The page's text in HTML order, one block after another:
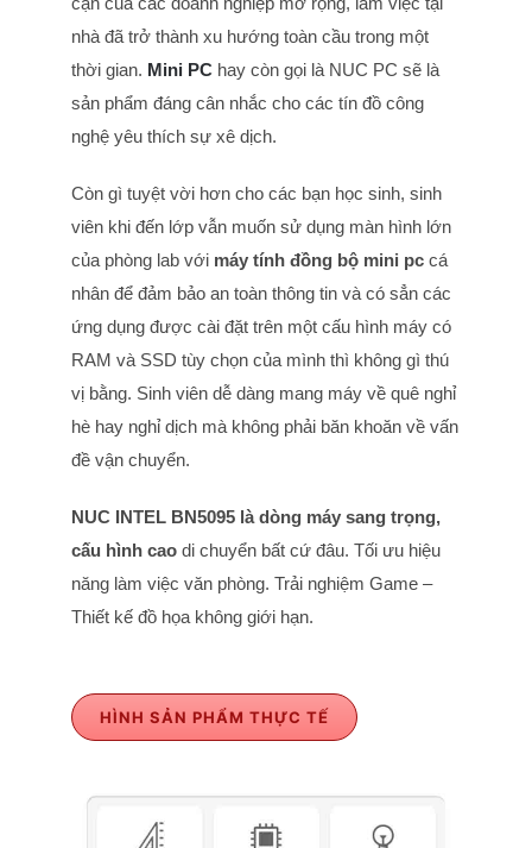
nhà đã trở thành xu hướng toàn cầu trong một
thời gian. Mini PChay còn gọi là NUC PC sẽ là
sản phẩm đáng cân nhắc cho các tín đồ công
nghệ yêu thích sự xê dịch.
Còn gì tuyệt vời hơn cho các bạn học sinh, sinh
viên khi đến lớp vẫn muốn sử dụng màn hình lớn
của phòng lab với máy tính đồng bộ mini pccá
nhân để đảm bảo an toàn thông tin và có sẳn các
ứng dụng được cài đặt trên một cấu hình máy có
RAM và SSD tùy chọn của mình thì không gì thú
vị bằng. Sinh viên dễ dàng mang máy về quê nghỉ
hè hay nghỉ dịch mà không phải băn khoăn về vấn
đề vận chuyển.
NUC INTEL BN5095 là dòng máy sang trọng,
cấu hình caodi chuyển bất cứ đâu. Tối ưu hiệu
năng làm việc văn phòng. Trải nghiệm Game –
Thiết kế đồ họa không giới hạn.
HÌNH SẢN PHẨM THỰC TẾ